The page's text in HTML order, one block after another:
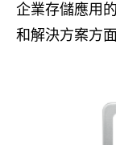
企業存儲應用
和解決方案方